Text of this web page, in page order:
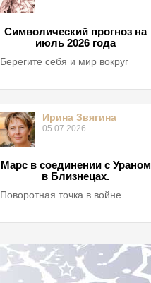
Символический прогноз на
июль 2026 года
Берегите себя и мир вокруг
Ирина Звягина
05.07.2026
Марс в соединении с Ураном
в Близнецах.
Поворотная точка в войне